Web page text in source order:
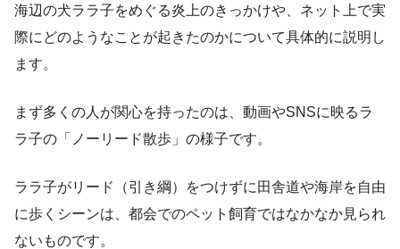
海辺の犬ララ子をめぐる炎上のきっかけや、ネット上で実
際にどのようなことが起きたのかについて具体的に説明し
ます。
まず多くの人が関心を持ったのは、動画やSNSに映るラ
ラ子の「ノーリード散歩」の様子です。
ララ子がリード（引き綱）をつけずに田舎道や海岸を自由
に歩くシーンは、都会でのペット飼育ではなかなか見られ
ないものです。